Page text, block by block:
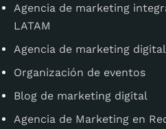
Agencia de marketing
LATAM
Agencia de marketing digital
Organización de eventos
Blog de marketing digital
Agencia de Marketing en